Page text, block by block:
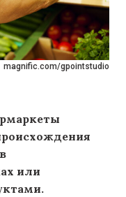
magnific.com/gpointstudio
или